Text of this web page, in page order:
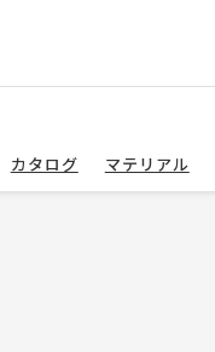
カタログ マテリアル